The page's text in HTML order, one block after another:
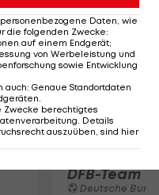
Kimmich
DFB-Team
Deutsche
Daten, wie
die folgenden Zwecke:
auf einem Endgerät;
von Werbeleistung und
sowie Entwicklung
auch: Genaue Standortdaten
.
Zwecke berechtigtes
Details
auszuüben, sind hier